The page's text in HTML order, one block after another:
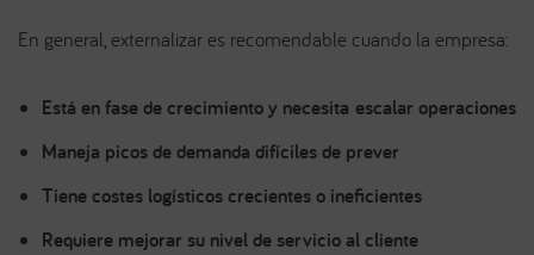
En general, externalizar es recomendable cuando la empresa:
Está en fase de crecimiento y necesita escalar operaciones
Maneja picos de demanda difíciles de prever
Tiene costes logísticos crecientes o ineficientes
Requiere mejorar su nivel de servicio al cliente